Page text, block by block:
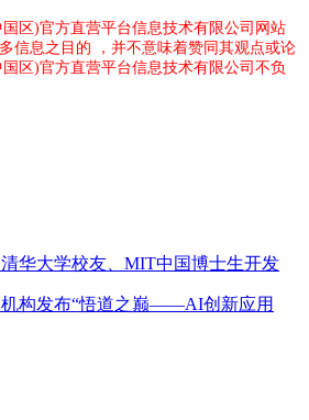
国区)官方直营平台信息技术有限公司网站
信息之目的 ，并不意味着赞同其观点或论
区)官方直营平台信息技术有限公司不负
华大学校友、MIT中国博士生开发
机构发布“悟道之巅——AI创新应用